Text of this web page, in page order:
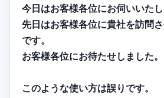
今日はお客様各位にお伺いいたし
先日はお客様各位に貴社を訪問
です。
お客様各位にお待たせしました。
このような使い方は誤りです。